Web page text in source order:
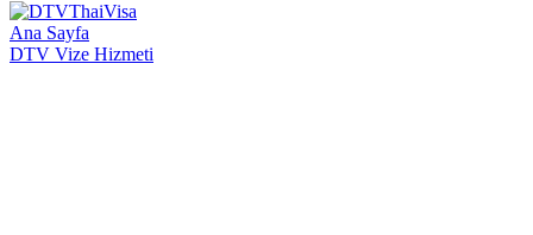
Ana Sayfa
DTV Vize Hizmeti